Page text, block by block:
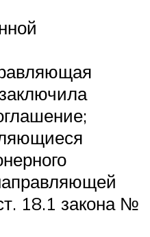
18.1 закона №